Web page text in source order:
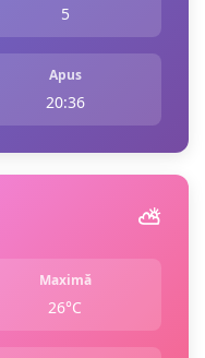
5
Apus
20:36
⛅️
Maximă
26°C